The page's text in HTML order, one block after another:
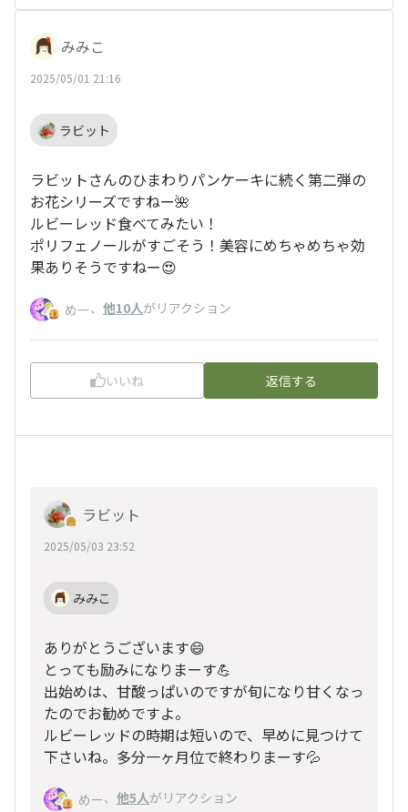
みみこ
2025/05/01 21:16
ラビット
ラビットさんのひまわりパンケーキに続く第二弾の
お花シリーズですねー🌺
ルビーレッド食べてみたい！
ポリフェノールがすごそう！美容にめちゃめちゃ効
果ありそうですねー😍
めー、 他10人がリアクション
いいね 返信する
ラビット
2025/05/03 23:52
みみこ
ありがとうございます😄
とっても励みになりまーす💪
出始めは、甘酸っぱいのですが旬になり甘くなっ
たのでお勧めですよ。
ルビーレッドの時期は短いので、早めに見つけて
下さいね。多分一ヶ月位で終わりまーす💦
めー、 他5人がリアクション